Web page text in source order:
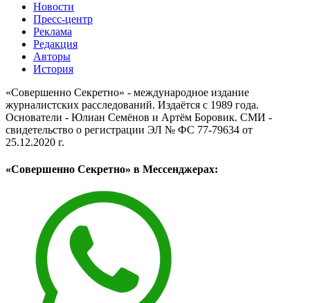
Новости
Пресс-центр
Реклама
Редакция
Авторы
История
«Совершенно Секретно» - международное издание
журналистских расследований. Издаётся с 1989 года.
Основатели - Юлиан Семёнов и Артём Боровик. CМИ -
свидетельство о регистрации ЭЛ № ФС 77-79634 от
25.12.2020 г.
«Совершенно Секретно» в Мессенджерах: